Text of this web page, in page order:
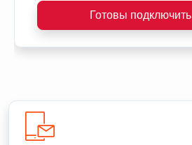
Готовы подключить